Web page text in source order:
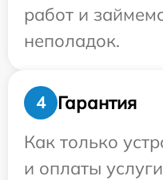
работ и
неполадок.
4
Гарантия
Как только
и оплаты